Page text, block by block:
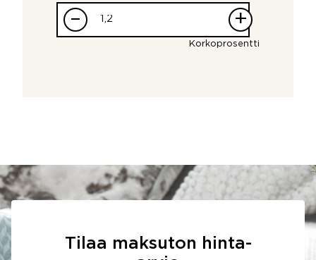
– +
Korkoprosentti
Tilaa maksuton hinta-